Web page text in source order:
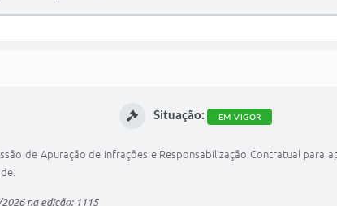
Situação: EM VIGOR
de Apuração de Infrações e Responsabilização Contratual
na edição: 1115